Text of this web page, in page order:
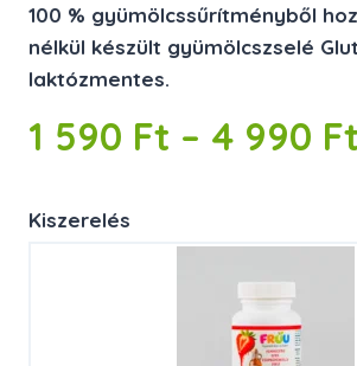
100 % gyümölcssűrítményből
nélkül készült gyümölcszselé
laktózmentes.
1 590 Ft – 4 990 Ft
Kiszerelés